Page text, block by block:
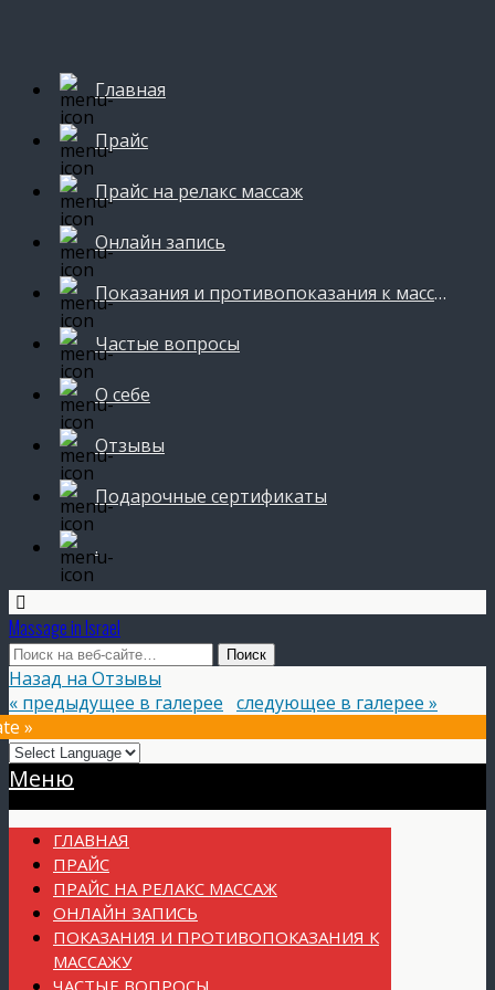
Главная
Прайс
Прайс на релакс массаж
Онлайн запись
Показания и противопоказания к массажу
Частые вопросы
О себе
Отзывы
Подарочные сертификаты
.
Massage in Israel
Назад на Отзывы
« предыдущее в галерее следующее в галерее »
»
Прокрутка
Меню
ГЛАВНАЯ
ПРАЙС
ПРАЙС НА РЕЛАКС МАССАЖ
ОНЛАЙН ЗАПИСЬ
ПОКАЗАНИЯ И ПРОТИВОПОКАЗАНИЯ К
МАССАЖУ
ЧАСТЫЕ ВОПРОСЫ